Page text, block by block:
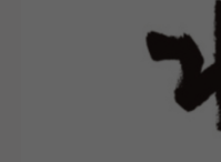
また、賞与や住宅手
拠出年金など充実した